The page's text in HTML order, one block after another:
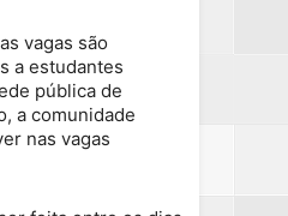
vagas são
a estudantes
pública de
a comunidade
nas vagas